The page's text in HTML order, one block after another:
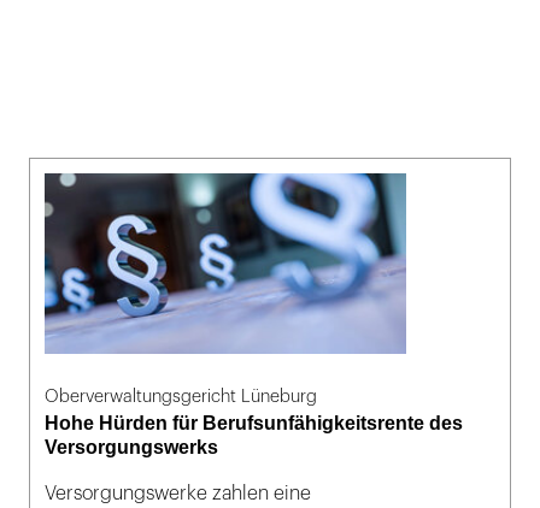
Oberverwaltungsgericht Lüneburg
Hohe Hürden für Berufsunfähigkeitsrente des
Versorgungswerks
Versorgungswerke zahlen eine